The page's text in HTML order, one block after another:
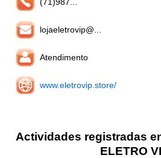
lojaeletrovip@...
Atendimento
www.eletrovip.store/
Actividades registradas
ELETRO